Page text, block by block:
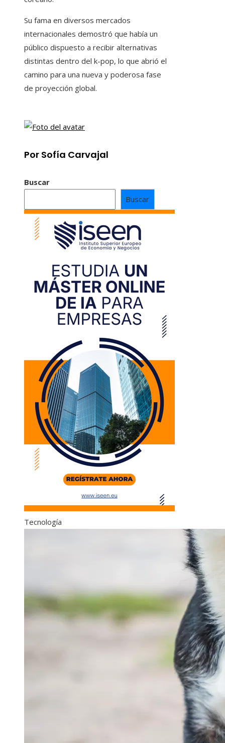
Su fama en diversos mercados
internacionales demostró que había un
público dispuesto a recibir alternativas
distintas dentro del k-pop, lo que abrió el
camino para una nueva y poderosa fase
de proyección global.
Por Sofía Carvajal
Buscar
Buscar
Tecnología